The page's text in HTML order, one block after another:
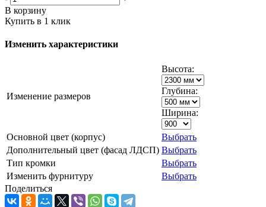
В корзину
Купить в 1 клик
Изменить характеристики
Изменение размеров
Высота:
Глубина:
Ширина:
Основной цвет (корпус)
Выбрать
Дополнительный цвет (фасад ЛДСП) Выбрать
Тип кромки
Выбрать
Изменить фурнитуру
Выбрать
Поделиться